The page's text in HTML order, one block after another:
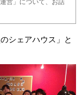
営」について、お話
シェアハウス」と